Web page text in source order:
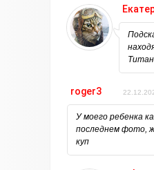
roger3
У моего ребенка
последнем фото,
куп